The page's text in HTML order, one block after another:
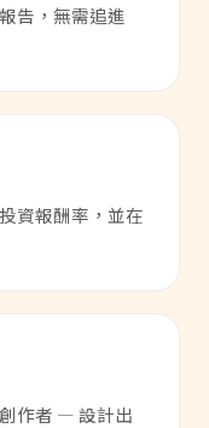
告，無需追進
資報酬率，並在
作者 — 設計出